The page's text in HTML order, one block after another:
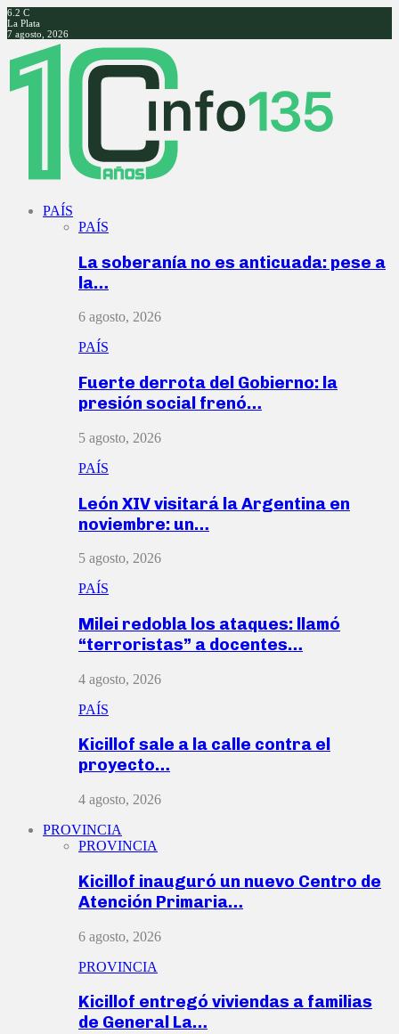
6.2 C
La Plata
7 agosto, 2026
Facebook
Twitter
Instagram
Youtube
PAÍS
PAÍS
La soberanía no es anticuada: pese a
la…
6 agosto, 2026
PAÍS
Fuerte derrota del Gobierno: la
presión social frenó…
5 agosto, 2026
PAÍS
León XIV visitará la Argentina en
noviembre: un…
5 agosto, 2026
PAÍS
Milei redobla los ataques: llamó
“terroristas” a docentes…
4 agosto, 2026
PAÍS
Kicillof sale a la calle contra el
proyecto…
4 agosto, 2026
PROVINCIA
PROVINCIA
Kicillof inauguró un nuevo Centro de
Atención Primaria…
6 agosto, 2026
PROVINCIA
Kicillof entregó viviendas a familias
de General La…